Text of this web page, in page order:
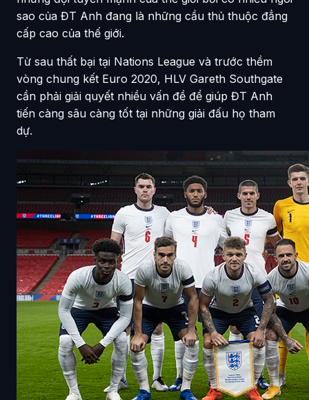
sao của ĐT Anh đang là những cầu thủ thuộc đẳng
cấp cao của thế giới.
Từ sau thất bại tại Nations League và trước thềm
vòng chung kết Euro 2020, HLV Gareth Southgate
cần phải giải quyết nhiều vấn đề để giúp ĐT Anh
tiến càng sâu càng tốt tại những giải đấu họ tham
dự.